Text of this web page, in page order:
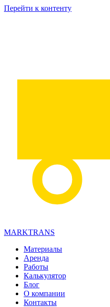
Перейти к контенту
MARKTRANS
Материалы
Аренда
Работы
Калькулятор
Блог
О компании
Контакты